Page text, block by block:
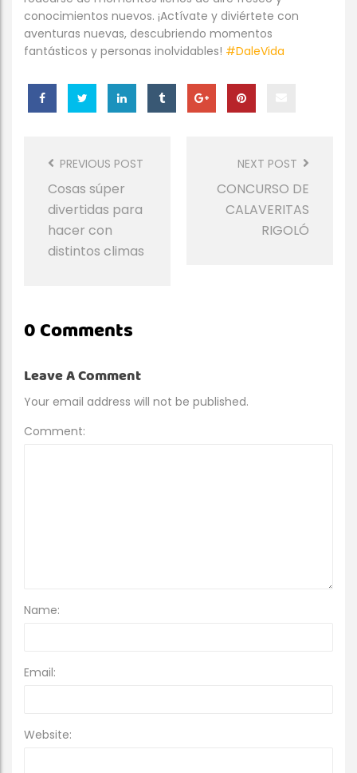
conocimientos nuevos. ¡Actívate y diviértete con
aventuras nuevas, descubriendo momentos
fantásticos y personas inolvidables! #DaleVida
Navigation
PREVIOUS POST
Cosas súper
divertidas para
hacer con
distintos climas
NEXT POST
CONCURSO DE
CALAVERITAS
RIGOLÓ
0 Comments
Leave A Comment
Your email address will not be published.
Comment:
Name:
Email:
Website: